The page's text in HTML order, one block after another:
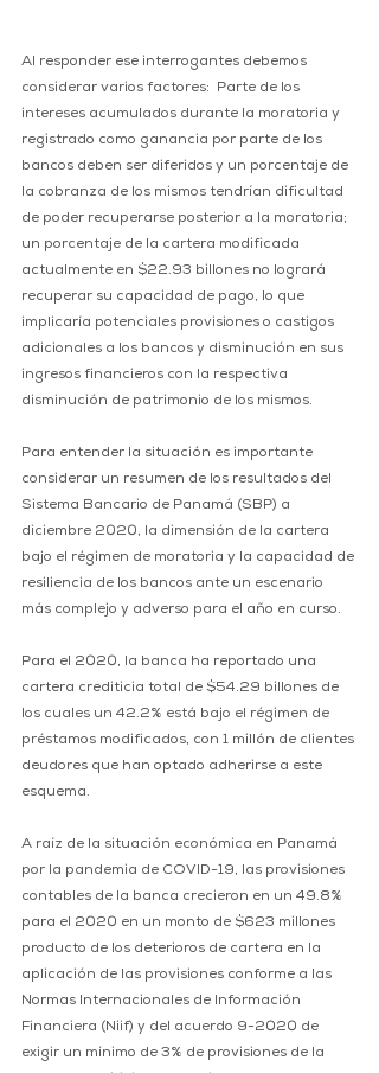
Al responder ese interrogantes debemos
considerar varios factores:  Parte de los
intereses acumulados durante la moratoria y
registrado como ganancia por parte de los
bancos deben ser diferidos y un porcentaje de
la cobranza de los mismos tendrían dificultad
de poder recuperarse posterior a la moratoria;
un porcentaje de la cartera modificada
actualmente en $22.93 billones no logrará
recuperar su capacidad de pago, lo que
implicaría potenciales provisiones o castigos
adicionales a los bancos y disminución en sus
ingresos financieros con la respectiva
disminución de patrimonio de los mismos.
Para entender la situación es importante
considerar un resumen de los resultados del
Sistema Bancario de Panamá (SBP) a
diciembre 2020, la dimensión de la cartera
bajo el régimen de moratoria y la capacidad de
resiliencia de los bancos ante un escenario
más complejo y adverso para el año en curso.
Para el 2020, la banca ha reportado una
cartera crediticia total de $54.29 billones de
los cuales un 42.2% está bajo el régimen de
préstamos modificados, con 1 millón de clientes
deudores que han optado adherirse a este
esquema.
A raíz de la situación económica en Panamá
por la pandemia de COVID-19, las provisiones
contables de la banca crecieron en un 49.8%
para el 2020 en un monto de $623 millones
producto de los deterioros de cartera en la
aplicación de las provisiones conforme a las
Normas Internacionales de Información
Financiera (Niif) y del acuerdo 9-2020 de
exigir un mínimo de 3% de provisiones de la